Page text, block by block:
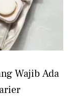
Wajib Ada